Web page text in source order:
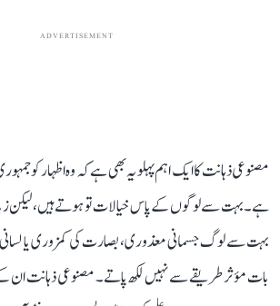
ADVERTISEMENT
مصنوعی ذہانت کا ایک اہم پہلو یہ بھی ہے کہ وہ اظہار کو
ہے۔ بہت سے لوگوں کے پاس خیالات تو ہوتے ہیں، لیکن
بہت سے لوگ جسمانی معذوری، بصارت کی کمزوری یا
بات مؤثر طریقے سے نہیں لکھ پاتے۔ مصنوعی ذہانت ان